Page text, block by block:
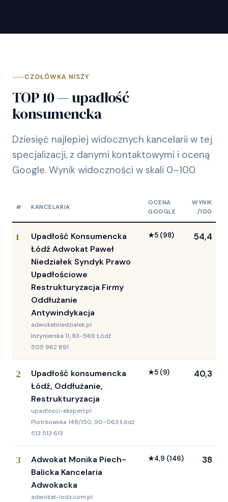
CZOŁÓWKA NISZY
TOP 10 — upadłość
konsumencka
Dziesięć najlepiej widocznych kancelarii w tej
specjalizacji, z danymi kontaktowymi i oceną
Google. Wynik widoczności w skali 0–100.
# KANCELARIA
OCENA
GOOGLE
WYNIK
/100
1
Upadłość Konsumencka
Łódź Adwokat Paweł
Niedziałek Syndyk Prawo
Upadłościowe
Restrukturyzacja Firmy
Oddłużanie
Antywindykacja
adwokatniedzialek.pl
Inżynierska 11, 93-569 Łódź
505 962 891
★5 (98) 54,4
2
Upadłość konsumencka
Łódź, Oddłużanie,
Restrukturyzacja
upadlosci-ekspert.pl
Piotrkowska 148/150, 90-063 Łódź
513 513 613
★5 (9) 40,3
3
Adwokat Monika Piech-
Balicka Kancelaria
Adwokacka
adwokat-lodz.com.pl
★4,9 (146) 38